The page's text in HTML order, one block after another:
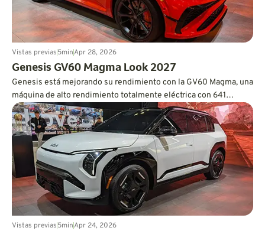
Vistas previas5minApr 28, 2026
Genesis GV60 Magma Look 2027
Genesis está mejorando su rendimiento con la GV60 Magma, una
máquina de alto rendimiento totalmente eléctrica con 641
caballos de fuerza y credenciales de pista.
Vistas previas5minApr 24, 2026